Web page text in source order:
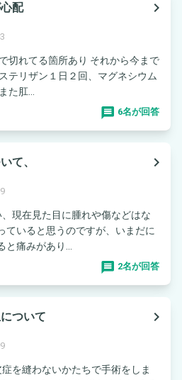
配
navigate_next
切れてる箇所あり それから今まで
テリザン１日２回、マグネシウム
た肛...
6名が回答
て、
navigate_next
現在見た目に腫れや傷などはな
ていると思うのですが、いまだに
痛みがあり...
2名が回答
ついて
navigate_next
を縫わないかたちで手術をしま